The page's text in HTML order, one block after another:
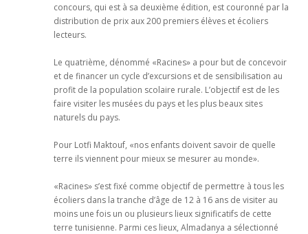
concours, qui est à sa deuxième édition, est couronné par la
distribution de prix aux 200 premiers élèves et écoliers
lecteurs.
Le quatrième, dénommé «Racines» a pour but de concevoir
et de financer un cycle d’excursions et de sensibilisation au
profit de la population scolaire rurale. L’objectif est de les
faire visiter les musées du pays et les plus beaux sites
naturels du pays.
Pour Lotfi Maktouf, «nos enfants doivent savoir de quelle
terre ils viennent pour mieux se mesurer au monde».
«Racines» s’est fixé comme objectif de permettre à tous les
écoliers dans la tranche d’âge de 12 à 16 ans de visiter au
moins une fois un ou plusieurs lieux significatifs de cette
terre tunisienne. Parmi ces lieux, Almadanya a sélectionné